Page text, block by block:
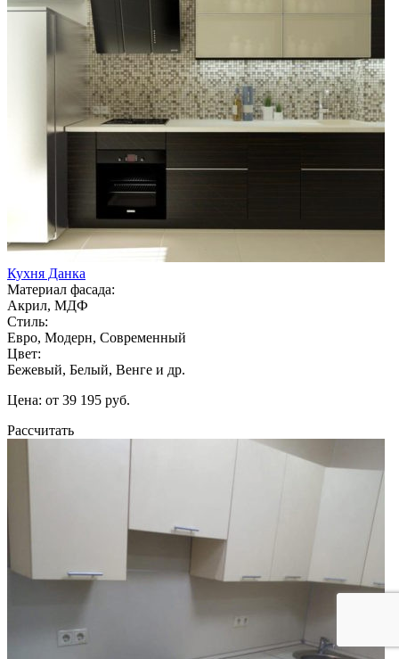
Кухня Данка
Материал фасада:
Акрил, МДФ
Стиль:
Евро, Модерн, Современный
Цвет:
Бежевый, Белый, Венге и др.
Цена: от 39 195 руб.
Рассчитать